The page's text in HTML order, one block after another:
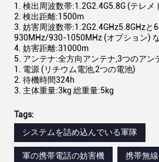
検出周波数帯:1.2G2.4G5.8G (テレメ
検出距離:1500m
妨害周波数帯:1.2G2.4GHz5.8GHz
930MHz/930-1050MHz (オプション)
妨害距離:31000m
アンテナ:全方向アンテナ,3つのアン
電源 (リチウム電池,2つの電池)
待機時間324h
主体重量:3kg 総重量:5kg
Tags:
システムを詰め込んでいる軍隊
軍の携帯電話の妨害機 携帯無